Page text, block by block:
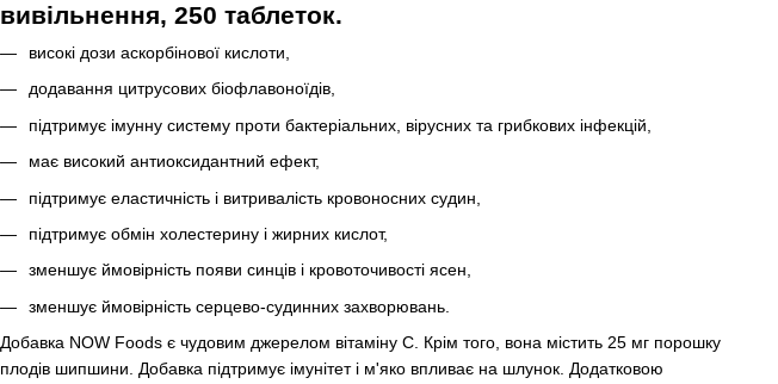
вивільнення, 250 таблеток.
високі дози аскорбінової кислоти,
додавання цитрусових біофлавоноїдів,
підтримує імунну систему проти бактеріальних, вірусних та грибкових інфекцій,
має високий антиоксидантний ефект,
підтримує еластичність і витривалість кровоносних судин,
підтримує обмін холестерину і жирних кислот,
зменшує ймовірність появи синців і кровоточивості ясен,
зменшує ймовірність серцево-судинних захворювань.
Добавка NOW Foods є чудовим джерелом вітаміну С. Крім того, вона містить 25 мг порошку
плодів шипшини. Добавка підтримує імунітет і м'яко впливає на шлунок. Додатковою